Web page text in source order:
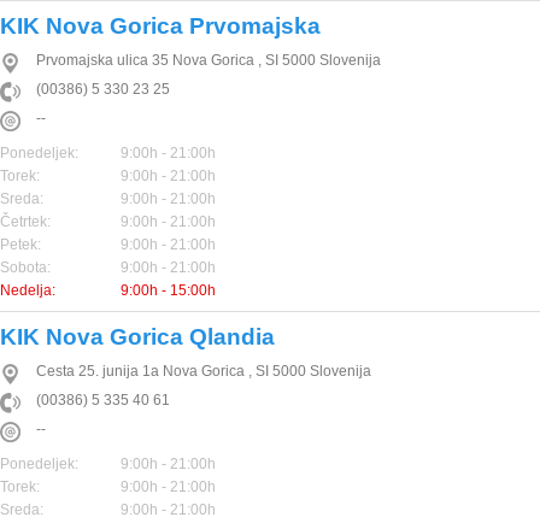
KIK Nova Gorica Prvomajska
Prvomajska ulica 35 Nova Gorica , SI 5000 Slovenija
(00386) 5 330 23 25
--
Ponedeljek:
9:00h - 21:00h
Torek:
9:00h - 21:00h
Sreda:
9:00h - 21:00h
Četrtek:
9:00h - 21:00h
Petek:
9:00h - 21:00h
Sobota:
9:00h - 21:00h
Nedelja:
9:00h - 15:00h
KIK Nova Gorica Qlandia
Cesta 25. junija 1a Nova Gorica , SI 5000 Slovenija
(00386) 5 335 40 61
--
Ponedeljek:
9:00h - 21:00h
Torek:
9:00h - 21:00h
Sreda:
9:00h - 21:00h